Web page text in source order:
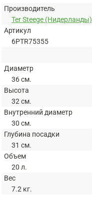
Производитель
Ter Steege (Нидерланды)
Артикул
6PTR75355
Диаметр
36 см.
Высота
32 см.
Внутренний диаметр
30 см.
Глубина посадки
31 см.
Объем
20 л.
Вес
7.2 кг.